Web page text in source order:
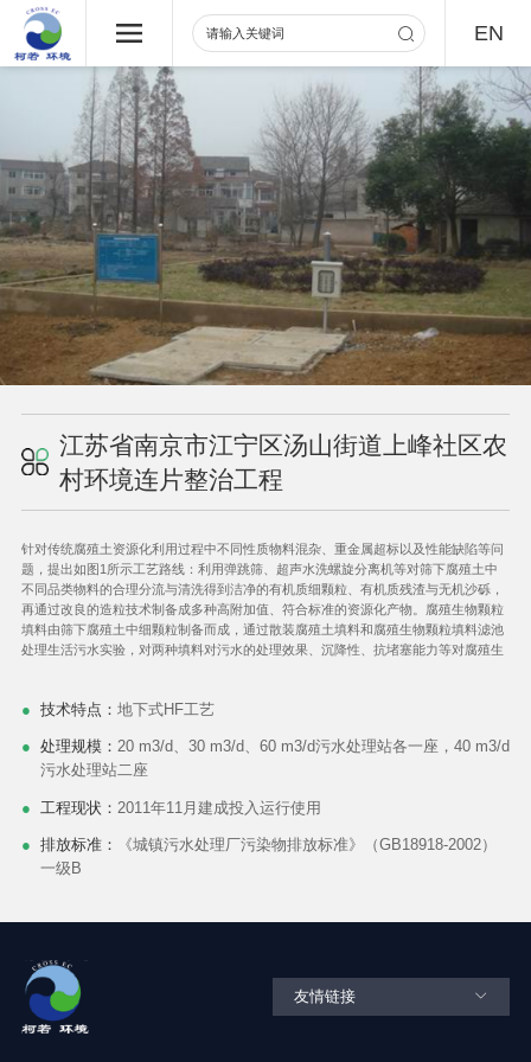
EN
江苏省南京市江宁区汤山街道上峰社区农
村环境连片整治工程
针对传统腐殖土资源化利用过程中不同性质物料混杂、重金属超标以及性能缺陷等问
题，提出如图1所示工艺路线：利用弹跳筛、超声水洗螺旋分离机等对筛下腐殖土中
不同品类物料的合理分流与清洗得到洁净的有机质细颗粒、有机质残渣与无机沙砾，
再通过改良的造粒技术制备成多种高附加值、符合标准的资源化产物。腐殖生物颗粒
填料由筛下腐殖土中细颗粒制备而成，通过散装腐殖土填料和腐殖生物颗粒填料滤池
处理生活污水实验，对两种填料对污水的处理效果、沉降性、抗堵塞能力等对腐殖生
技术特点： 地下式HF工艺
处理规模： 20 m3/d、30 m3/d、60 m3/d污水处理站各一座，40 m3/d
污水处理站二座
工程现状： 2011年11月建成投入运行使用
排放标准：
《城镇污水处理厂污染物排放标准》（GB18918-2002）
一级B
友情链接